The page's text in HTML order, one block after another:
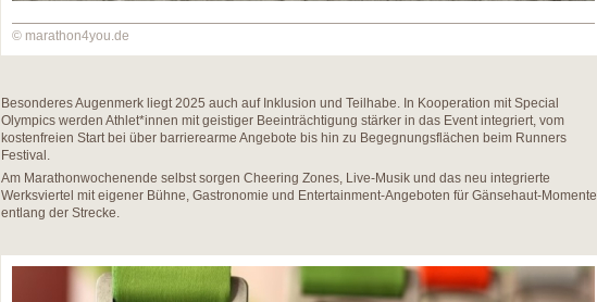
© marathon4you.de
Besonderes Augenmerk liegt 2025 auch auf Inklusion und Teilhabe. In Kooperation mit Special
Olympics werden Athlet*innen mit geistiger Beeinträchtigung stärker in das Event integriert, vom
kostenfreien Start bei über barrierearme Angebote bis hin zu Begegnungsflächen beim Runners
Festival.
Am Marathonwochenende selbst sorgen Cheering Zones, Live-Musik und das neu integrierte
Werksviertel mit eigener Bühne, Gastronomie und Entertainment-Angeboten für Gänsehaut-Momente
entlang der Strecke.